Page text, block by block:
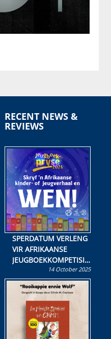
RECENT NEWS &
REVIEWS
SPERDATUM VERLENG
VIR AFRIKAANSE
JEUGBOEKKOMPETISIE
Skryf ’n jeugboek of
kinderboek en staan ’n
kans om R50 000 te
wen!
14 October 2025